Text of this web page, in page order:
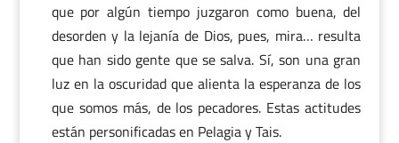
que por algún tiempo juzgaron como buena, del
desorden y la lejanía de Dios, pues, mira… resulta
que han sido gente que se salva. Sí, son una gran
luz en la oscuridad que alienta la esperanza de los
que somos más, de los pecadores. Estas actitudes
están personificadas en Pelagia y Tais.